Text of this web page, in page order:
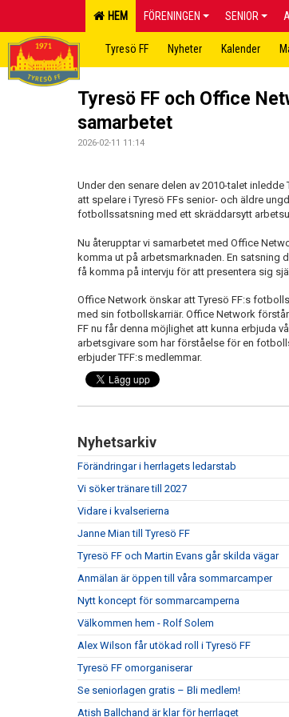
HEM FÖRENINGEN SENIOR
Tyresö FF Nyheter Kalender
Tyresö FF och Office
samarbetet
2026-02-11 11:14
Under den senare delen av 2010-talet
att spelare i Tyresö FFs senior- och äldre
fotbollssatsning med ett skräddarsytt
Nu återupptar vi samarbetet med Office
komma ut på arbetsmarknaden. En satsning
få komma på intervju för att presentera sig
Office Network önskar att Tyresö FF:s
med sin fotbollskarriär. Office Network
FF nu får denna möjlighet att kunna erbjuda
arbetsgivare som har förståelse för en
erbjuder TFF:s medlemmar.
Nyhetsarkiv
Förändringar i herrlagets ledarstab
Vi söker tränare till 2027
Vidare i kvalserierna
Janne Mian till Tyresö FF
Tyresö FF och Martin Evans går skilda vägar
Anmälan är öppen till våra sommarcamper
Nytt koncept för sommarcamperna
Välkommen hem - Rolf Solem
Alex Wilson får utökad roll i Tyresö FF
Tyresö FF omorganiserar
Se seniorlagen gratis – Bli medlem!
Atish Ballchand är klar för herrlaget